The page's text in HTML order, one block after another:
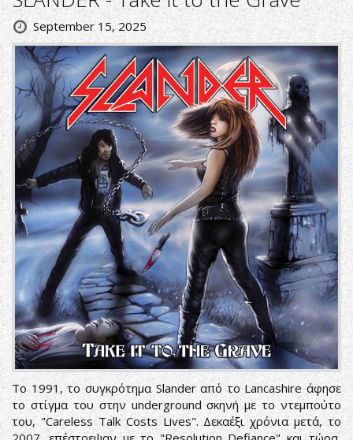
September 15, 2025
Το 1991, το συγκρότημα Slander από το Lancashire άφησε
το στίγμα του στην underground σκηνή με το ντεμπούτο
του, "Careless Talk Costs Lives". Δεκαέξι χρόνια μετά, το